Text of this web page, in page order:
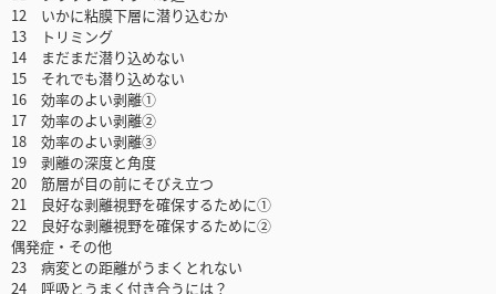
12 いかに粘膜下層に潜り込むか
13 トリミング
14 まだまだ潜り込めない
15 それでも潜り込めない
16 効率のよい剥離①
17 効率のよい剥離②
18 効率のよい剥離③
19 剥離の深度と角度
20 筋層が目の前にそびえ立つ
21 良好な剥離視野を確保するために①
22 良好な剥離視野を確保するために②
偶発症・その他
23 病変との距離がうまくとれない
24 呼吸とうまく付き合うには？